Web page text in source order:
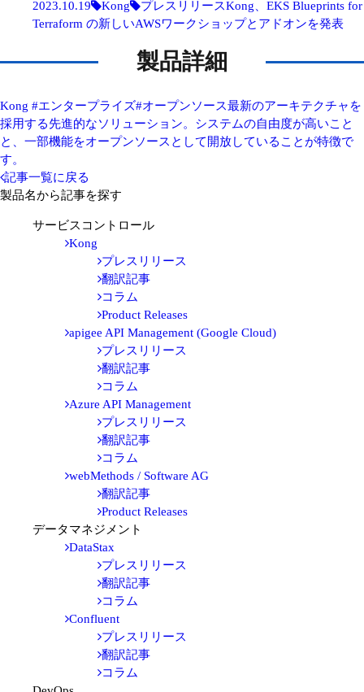
2023.10.19 Kong プレスリリースKong、EKS Blueprints for
Terraform の新しいAWSワークショップとアドオンを発表
製品詳細
Kong #エンタープライズ#オープンソース最新のアーキテクチャを
採用する先進的なソリューション。システムの自由度が高いこと
と、一部機能をオープンソースとして開放していることが特徴で
す。
記事一覧に戻る
製品名から記事を探す
サービスコントロール
Kong
プレスリリース
翻訳記事
コラム
Product Releases
apigee API Management (Google Cloud)
プレスリリース
翻訳記事
コラム
Azure API Management
プレスリリース
翻訳記事
コラム
webMethods / Software AG
翻訳記事
Product Releases
データマネジメント
DataStax
プレスリリース
翻訳記事
コラム
Confluent
プレスリリース
翻訳記事
コラム